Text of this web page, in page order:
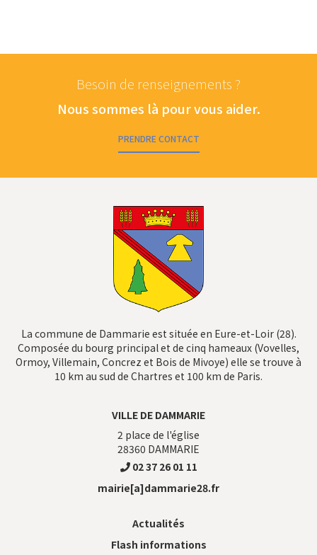
Besoin de renseignements ?
Nous sommes là pour vous aider.
PRENDRE CONTACT
La commune de Dammarie est située en Eure-et-Loir (28).
Composée du bourg principal et de cinq hameaux (Vovelles,
Ormoy, Villemain, Concrez et Bois de Mivoye) elle se trouve à
10 km au sud de Chartres et 100 km de Paris.
VILLE DE DAMMARIE
2 place de l'église
28360 DAMMARIE
02 37 26 01 11
mairie[a]dammarie28.fr
Actualités
Flash informations